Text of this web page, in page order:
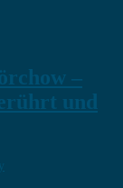
–
und